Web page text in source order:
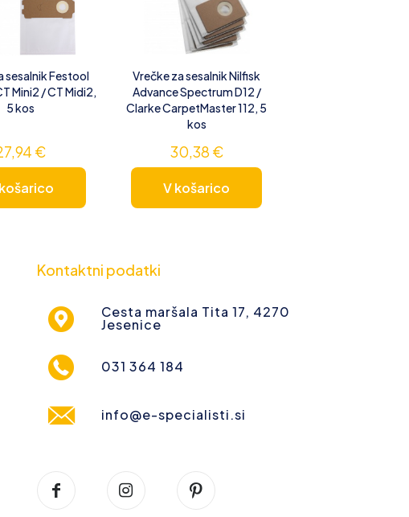
sesalnik Festool
Mini2 / CT Midi2,
5 kos
€
Vrečke za sesalnik Nilfisk
Advance Spectrum D12 /
Clarke CarpetMaster 112, 5
kos
30,38 €
V košarico
Kontaktni podatki
Cesta maršala Tita 17, 4270
Jesenice
031 364 184
info@e-specialisti.si